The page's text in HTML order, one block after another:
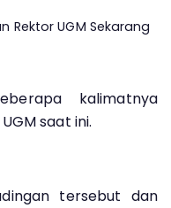
Rektor UGM Sekarang
kalimatnya
saat ini.
tersebut dan